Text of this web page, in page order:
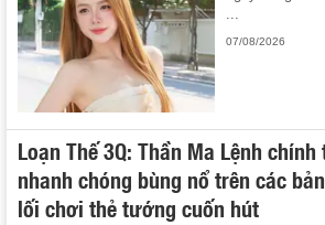
07/08/2026
Loạn Thế 3Q: Thần Ma Lệnh
nhanh chóng bùng nổ trên các
lối chơi thẻ tướng cuốn hút